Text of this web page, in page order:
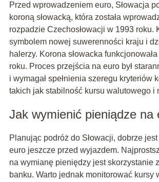
Przed wprowadzeniem euro, Słowacja
koroną słowacką, która została
rozpadzie Czechosłowacji w 1993 roku.
symbolem nowej suwerenności kraju i
halerzy. Korona słowacka
roku. Proces przejścia na euro był
i wymagał spełnienia szeregu kryteriów
takich jak stabilność kursu walutowego i
Jak wymienić pieniądze na
Planując podróż do Słowacji, dobrze
euro jeszcze przed wyjazdem.
na wymianę pieniędzy jest skorzystanie
banku. Warto jednak monitorować kursy